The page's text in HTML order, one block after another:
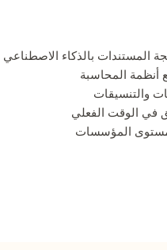
المستندات بالذكاء الاصطناعي
المحاسبة
والتنسيقات
في الوقت الفعلي
المؤسسات